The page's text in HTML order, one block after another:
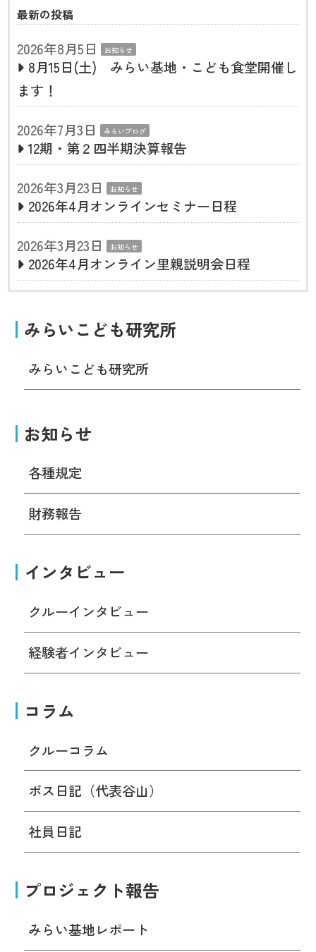
最新の投稿
2026年8月5日 お知らせ
8月15日(土) みらい基地・こども食堂開催し
ます！
2026年7月3日
みらいブログ
12期・第２四半期決算報告
2026年3月23日
お知らせ
2026年4月オンラインセミナー日程
2026年3月23日
お知らせ
2026年4月オンライン里親説明会日程
みらいこども研究所
みらいこども研究所
お知らせ
各種規定
財務報告
インタビュー
クルーインタビュー
経験者インタビュー
コラム
クルーコラム
ボス日記（代表谷山）
社員日記
プロジェクト報告
みらい基地レポート